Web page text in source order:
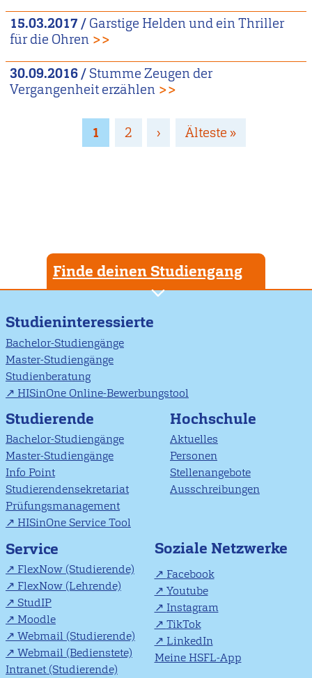
15.03.2017 / Garstige Helden und ein Thriller
für die Ohren >>
30.09.2016/Stumme Zeugen der
Vergangenheit erzählen >>
Seitennummerierung
Page
1 Page
2
Nächste
›
Letzte
Älteste »
Finde deinen Studiengang
Studieninteressierte
Bachelor-Studiengänge
Master-Studiengänge
Studienberatung
HISinOne Online-Bewerbungstool
Studierende
Bachelor-Studiengänge
Master-Studiengänge
Info Point
Studierendensekretariat
Prüfungsmanagement
HISinOne Service Tool
Hochschule
Aktuelles
Personen
Stellenangebote
Ausschreibungen
Service
FlexNow (Studierende)
FlexNow (Lehrende)
StudIP
Moodle
Webmail (Studierende)
Webmail (Bedienstete)
Intranet (Studierende)
Soziale Netzwerke
Facebook
Youtube
Instagram
TikTok
LinkedIn
Meine HSFL-App